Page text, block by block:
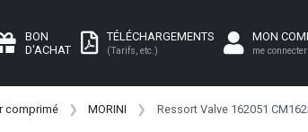
BON
D'ACHAT
TÉLÉCHARGEMENTS
(Tarifs, etc.)
MON
me connecter
comprimé MORINI Ressort Valve 162051